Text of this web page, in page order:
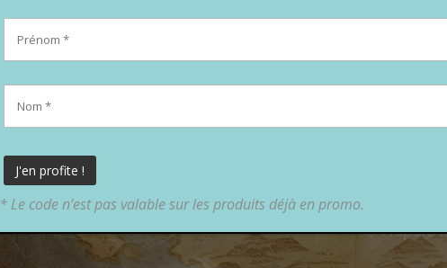
Fini les
* Le code n’est pas valable sur les produits déjà en promo.